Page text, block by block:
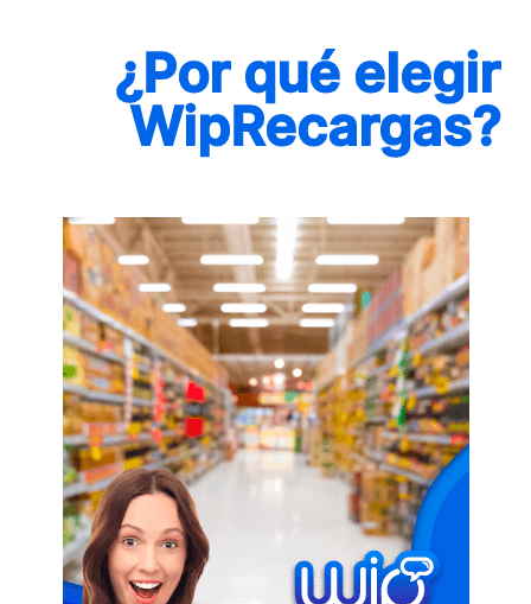
¿Por qué elegir
WipRecargas?